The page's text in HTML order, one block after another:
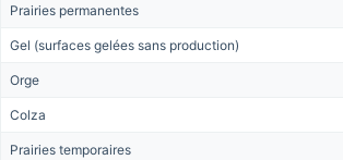
Prairies permanentes
Gel (surfaces gelées sans production)
Orge
Colza
Prairies temporaires